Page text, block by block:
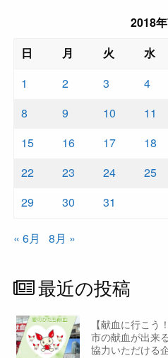
2018
日
月 火 水
1
2 3 4
8
9 10 11
15
16 17 18
22
23 24 25
29
30 31
« 6月 8月 »
最近の投稿
【献血に行こう
市の献血が出来
協力いただける